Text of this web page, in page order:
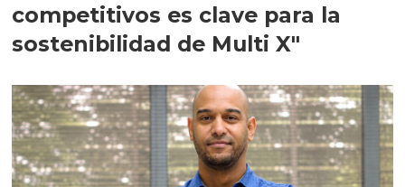
competitivos es clave para la
sostenibilidad de Multi X"